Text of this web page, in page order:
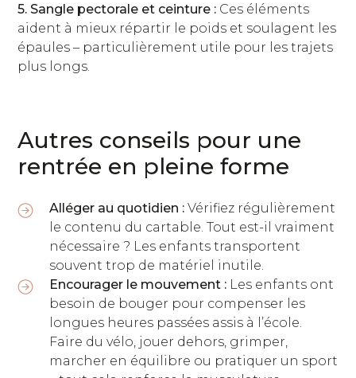
5. Sangle pectorale et ceinture : Ces éléments
aident à mieux répartir le poids et soulagent les
épaules – particulièrement utile pour les trajets
plus longs.
Autres conseils pour une
rentrée en pleine forme
Alléger au quotidien : Vérifiez régulièrement
le contenu du cartable. Tout est-il vraiment
nécessaire ? Les enfants transportent
souvent trop de matériel inutile.
Encourager le mouvement : Les enfants ont
besoin de bouger pour compenser les
longues heures passées assis à l’école.
Faire du vélo, jouer dehors, grimper,
marcher en équilibre ou pratiquer un sport